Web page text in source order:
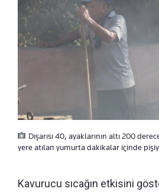
Dışarısı 40, ayaklarının altı 200
yere atılan yumurta dakikalar içinde
Kavurucu sıcağın etkisini